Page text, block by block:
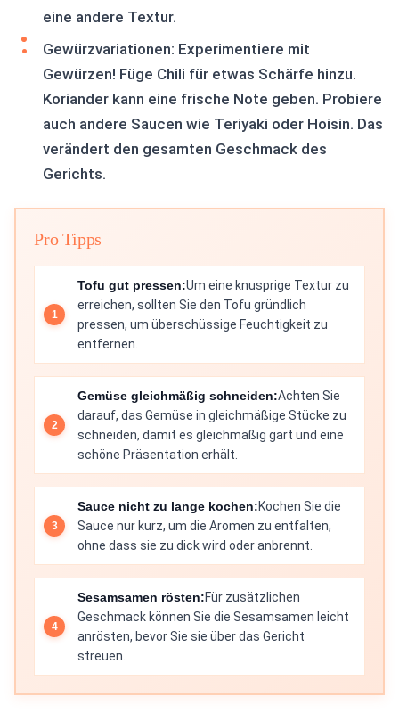
eine andere Textur.
Gewürzvariationen: Experimentiere mit
Gewürzen! Füge Chili für etwas Schärfe hinzu.
Koriander kann eine frische Note geben. Probiere
auch andere Saucen wie Teriyaki oder Hoisin. Das
verändert den gesamten Geschmack des
Gerichts.
Pro Tipps
Tofu gut pressen:Um eine knusprige Textur zu
erreichen, sollten Sie den Tofu gründlich
pressen, um überschüssige Feuchtigkeit zu
entfernen.
Gemüse gleichmäßig schneiden:Achten Sie
darauf, das Gemüse in gleichmäßige Stücke zu
schneiden, damit es gleichmäßig gart und eine
schöne Präsentation erhält.
Sauce nicht zu lange kochen:Kochen Sie die
Sauce nur kurz, um die Aromen zu entfalten,
ohne dass sie zu dick wird oder anbrennt.
Sesamsamen rösten:Für zusätzlichen
Geschmack können Sie die Sesamsamen leicht
anrösten, bevor Sie sie über das Gericht
streuen.